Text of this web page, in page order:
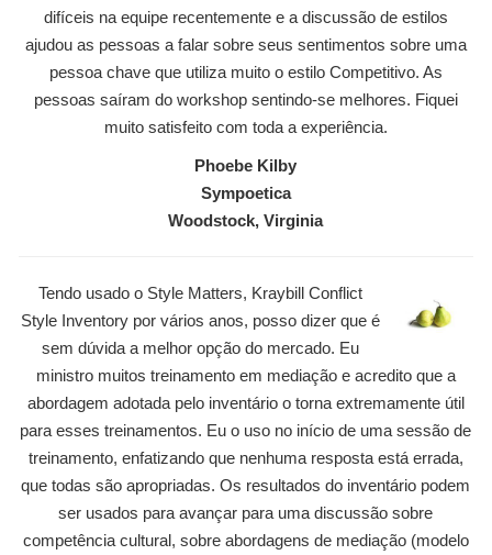
difíceis na equipe recentemente e a discussão de estilos
ajudou as pessoas a falar sobre seus sentimentos sobre uma
pessoa chave que utiliza muito o estilo Competitivo. As
pessoas saíram do workshop sentindo-se melhores. Fiquei
muito satisfeito com toda a experiência.
Phoebe Kilby
Sympoetica
Woodstock, Virginia
Tendo usado o Style Matters, Kraybill Conflict
Style Inventory por vários anos, posso dizer que é
sem dúvida a melhor opção do mercado. Eu
ministro muitos treinamento em mediação e acredito que a
abordagem adotada pelo inventário o torna extremamente útil
para esses treinamentos. Eu o uso no início de uma sessão de
treinamento, enfatizando que nenhuma resposta está errada,
que todas são apropriadas. Os resultados do inventário podem
ser usados para avançar para uma discussão sobre
competência cultural, sobre abordagens de mediação (modelo